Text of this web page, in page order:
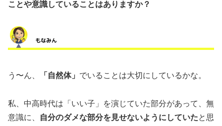
ことや意識していることはありますか？
う〜ん、 「自然体」 でいることは大切にしているかな。
私、中高時代は「いい子」を演じていた部分があって、無
意識に、
自分のダメな部分を見せないようにしていたと思